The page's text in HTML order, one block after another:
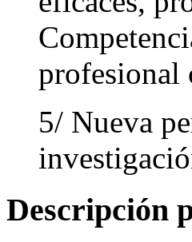
profesional
5/ Nueva
Descripción